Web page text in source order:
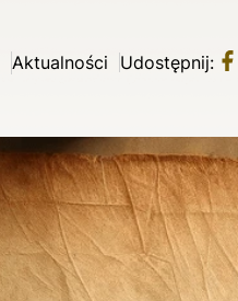
Aktualności Udostępnij: